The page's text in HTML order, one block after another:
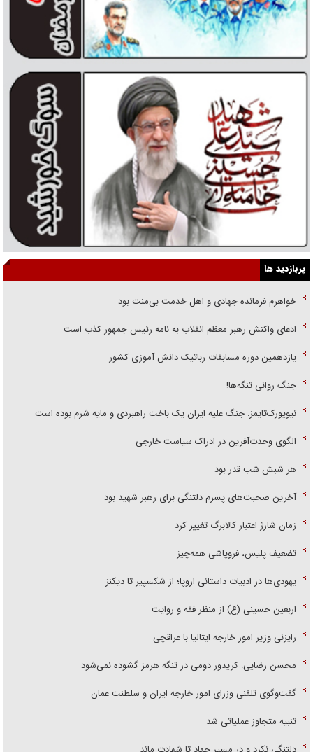
پربازدید ها
خواهرم فرمانده جهادی و اهل خدمت بی‌منت بود
ادعای واکنش رهبر معظم انقلاب به نامه رئیس جمهور کذب است
یازدهمین دوره مسابقات رباتیک دانش آموزی کشور
جنگ روانی تنگه‌ها!
نیویورک‌تایمز: جنگ علیه ایران یک باخت راهبردی و مایه شرم بوده است
الگوی وحدت‌آفرین در ادراک سیاست خارجی
هر شبش شب قدر بود
آخرین صحبت‌های پسرم دلتنگی برای رهبر شهید بود
زمان شارژ اعتبار کالابرگ تغییر کرد
تضعیف پلیس، فروپاشی همه‌چیز
یهودی‌ها در ادبیات داستانی اروپا؛ از شکسپیر تا دیکنز
اربعین حسینی (ع) از منظر فقه و روایت
رایزنی وزیر امور خارجه ایتالیا با عراقچی
محسن رضایی: کریدور دومی در تنگه هرمز گشوده نمی‌شود
گفت‌وگوی تلفنی وزرای امور خارجه ایران و سلطنت عمان
تنبیه متجاوز عملیاتی شد